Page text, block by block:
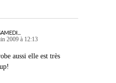
2009 à 12:13
aussi elle est très